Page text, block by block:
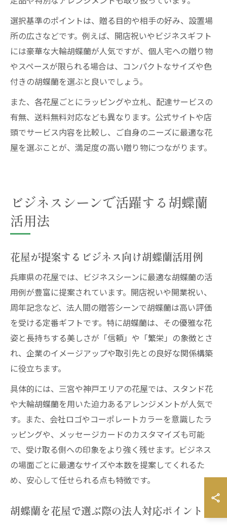
選択基準のポイントは、贈る目的や相手の好み、設置場
所の広さなどです。例えば、開店祝いやビジネスギフト
には豪華な大輪胡蝶蘭が人気ですが、個人宅への贈り物
やスペースが限られる場合は、コンパクトなサイズや色
付きの胡蝶蘭を選ぶと良いでしょう。
また、各花屋ごとにラッピングや立札、配達サービスの
有無、送料無料対応なども異なります。公式サイトや店
頭でサービス内容を比較し、ご自身のニーズに最適な花
屋を選ぶことが、満足度の高い贈り物につながります。
ビジネスシーンで活躍する胡蝶蘭
活用法
花屋が提案するビジネス向け胡蝶蘭活用例
兵庫県の花屋では、ビジネスシーンに最適な胡蝶蘭の活
用例が豊富に提案されています。開店祝いや開業祝い、
周年記念など、法人間の贈答シーンで胡蝶蘭は高い評価
を受ける定番ギフトです。特に胡蝶蘭は、その優雅な花
姿と長持ちする美しさが「信頼」や「繁栄」の象徴とさ
れ、企業のイメージアップや取引先との良好な関係構築
に役立ちます。
具体的には、三宮や神戸エリアの花屋では、スタンド花
や大輪胡蝶蘭を用いた迫力あるアレンジメントが人気で
す。また、会社ロゴやコーポレートカラーを意識したラ
ッピングや、メッセージカードのカスタマイズも可能
で、受け取る側への印象をより強く残せます。ビジネス
の場面ごとに最適なサイズや本数を提案してくれるた
め、安心して任せられる点も特徴です。
胡蝶蘭を花屋で選ぶ際の法人対応ポイント